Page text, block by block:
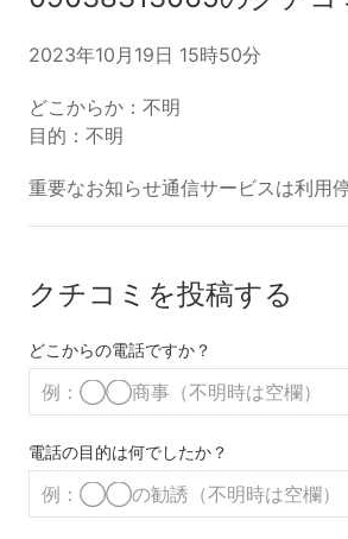
2023年10月19日 15時50分
どこからか：不明
目的：不明
重要なお知らせ通信サービスは利用
クチコミを投稿する
どこからの電話ですか？
電話の目的は何でしたか？